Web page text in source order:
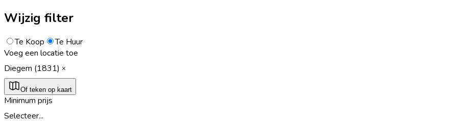
Wijzig filter
Te Koop
Te Huur
Voeg een locatie toe
Diegem (1831)
Of teken op kaart
Minimum prijs
Selecteer...